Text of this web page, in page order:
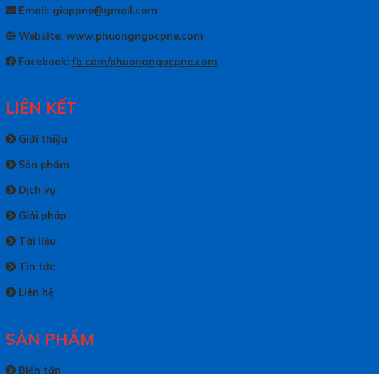
Email: giappne@gmail.com
Website: www.phuongngocpne.com
Facebook:fb.com/phuongngocpne.com
LIÊN KẾT
Giới thiệu
Sản phẩm
Dịch vụ
Giải pháp
Tài liệu
Tin tức
Liên hệ
SẢN PHẨM
Biến tần